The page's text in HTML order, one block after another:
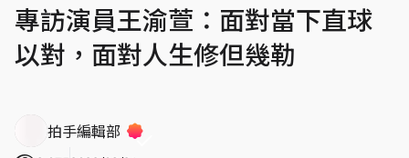
專訪演員王渝萱：面對當下直球
以對，面對人生修但幾勒
拍手編輯部